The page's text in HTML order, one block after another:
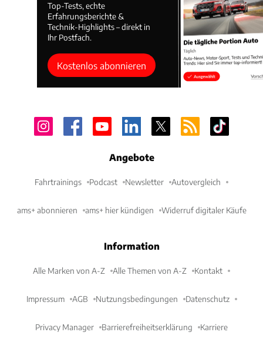
Top-Tests, echte
Erfahrungsberichte &
Technik-Highlights – direkt in
Ihr Postfach.
Kostenlos abonnieren
Angebote
Fahrtrainings Podcast Newsletter Autovergleich
ams+ abonnieren ams+ hier kündigen Widerruf digitaler Käufe
Information
Alle Marken von A-Z Alle Themen von A-Z Kontakt
Impressum AGB Nutzungsbedingungen Datenschutz
Privacy Manager Barrierefreiheitserklärung Karriere